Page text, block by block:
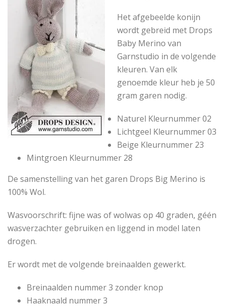
Het afgebeelde konijn
wordt gebreid met Drops
Baby Merino van
Garnstudio in de volgende
kleuren. Van elk
genoemde kleur heb je 50
gram garen nodig.
Naturel Kleurnummer 02
Lichtgeel Kleurnummer 03
Beige Kleurnummer 23
Mintgroen Kleurnummer 28
De samenstelling van het garen Drops Big Merino is
100% Wol.
Wasvoorschrift: fijne was of wolwas op 40 graden, géén
wasverzachter gebruiken en liggend in model laten
drogen.
Er wordt met de volgende breinaalden gewerkt.
Breinaalden nummer 3 zonder knop
Haaknaald nummer 3